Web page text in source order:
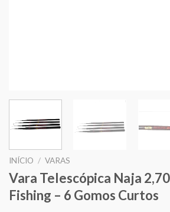
INÍCIO / VARAS
Vara Telescópica Naja
Fishing – 6 Gomos Curtos